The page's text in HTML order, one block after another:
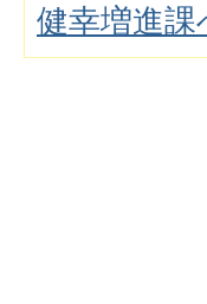
健幸増進